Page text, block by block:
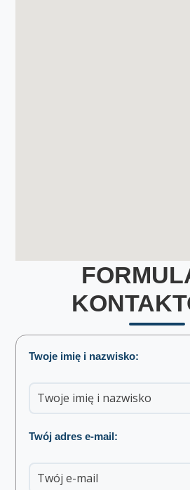
Twoje imię i nazwisko:
Twój adres e-mail: